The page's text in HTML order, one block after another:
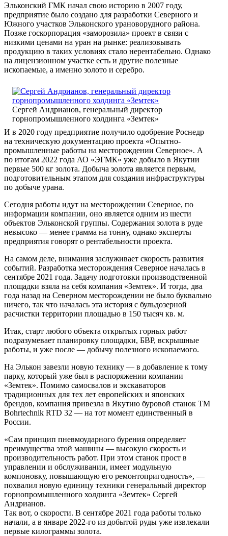
Эльконский ГМК начал свою историю в 2007 году,
предприятие было создано для разработки Северного и
Южного участков Эльконского урановорудного района.
Позже госкорпорация «заморозила» проект в связи с
низкими ценами на уран на рынке: реализовывать
продукцию в таких условиях стало нерентабельно. Однако
на лицензионном участке есть и другие полезные
ископаемые, а именно золото и серебро.
Сергей Андрианов, генеральный директор
горнопромышленного холдинга «Земтек»
И в 2020 году предприятие получило одобрение Роснедр
на техническую документацию проекта «Опытно-
промышленные работы на месторождении Северное». А
по итогам 2022 года АО «ЭГМК» уже добыло в Якутии
первые 500 кг золота. Добыча золота является первым,
подготовительным этапом для создания инфраструктуры
по добыче урана.
Сегодня работы идут на месторождении Северное, по
информации компании, оно является одним из шести
объектов Эльконской группы. Содержания золота в руде
невысоко — менее грамма на тонну, однако эксперты
предприятия говорят о рентабельности проекта.
На самом деле, внимания заслуживает скорость развития
событий. Разработка месторождения Северное началась в
сентябре 2021 года. Задачу подготовки производственной
площадки взяла на себя компания «Земтек». И тогда, два
года назад на Северном месторождении не было буквально
ничего, так что началась эта история с бульдозерной
расчистки территории площадью в 150 тысяч кв. м.
Итак, старт любого объекта открытых горных работ
подразумевает планировку площадки, БВР, вскрышные
работы, и уже после — добычу полезного ископаемого.
На Элькон завезли новую технику — в добавление к тому
парку, который уже был в распоряжении компании
«Земтек». Помимо самосвалов и экскаваторов
традиционных для тех лет европейских и японских
брендов, компания привезла в Якутию буровой станок TM
Bohrtechnik RTD 32 — на тот момент единственный в
России.
«Сам принцип пневмоударного бурения определяет
преимущества этой машины — высокую скорость и
производительность работ. При этом станок прост в
управлении и обслуживании, имеет модульную
компоновку, повышающую его ремонтопригодность», —
похвалил новую единицу техники генеральный директор
горнопромышленного холдинга «Земтек» Сергей
Андрианов.
Так вот, о скорости. В сентябре 2021 года работы только
начали, а в январе 2022-го из добытой руды уже извлекали
первые килограммы золота.